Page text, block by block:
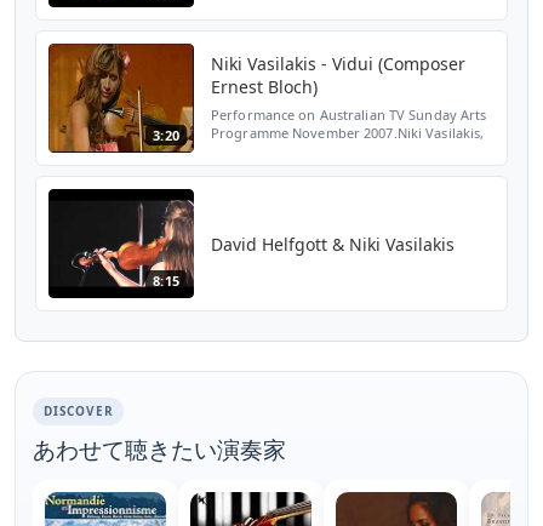
3:20
Niki Vasilakis - Vidui (Composer
Ernest Bloch)
Performance on Australian TV Sunday Arts
Programme November 2007.Niki Vasilakis,
8:15
David Helfgott & Niki Vasilakis
DISCOVER
あわせて聴きたい演奏家